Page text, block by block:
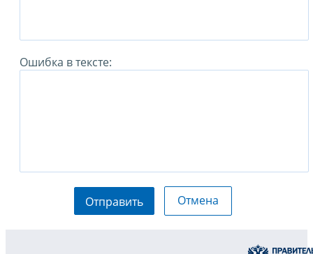
Ошибка в тексте:
Отправить Отмена